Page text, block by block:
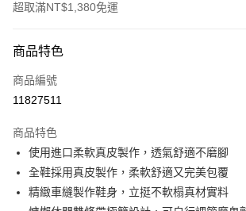
超取滿NT$1,380免運
信用卡一次付款
信用卡分期付款
合作金庫商業銀行
華南商業銀行
彰化商業銀行
上海商業儲蓄銀行
台北富邦商
國泰世華商業銀行
兆豐國際商
臺灣中小企業銀行
台中商業銀
超商取貨付款
LINE Pay
Apple Pay
商品特色
商品編號
11827511
商品特色
使用進口柔軟真皮製作，透氣舒適不磨腳
全鞋採用真皮製作，柔軟舒適又完美包覆
精緻車縫製作鞋身，立挺不軟榻真材實料